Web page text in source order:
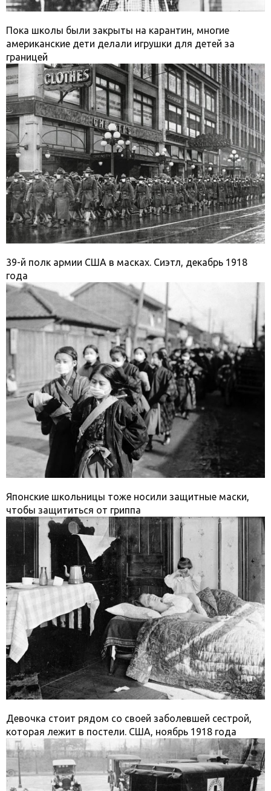
Пока школы были закрыты на карантин, многие
американские дети делали игрушки для детей за
границей
39-й полк армии США в масках. Сиэтл, декабрь 1918
года
Японские школьницы тоже носили защитные маски,
чтобы защититься от гриппа
Девочка стоит рядом со своей заболевшей сестрой,
которая лежит в постели. США, ноябрь 1918 года